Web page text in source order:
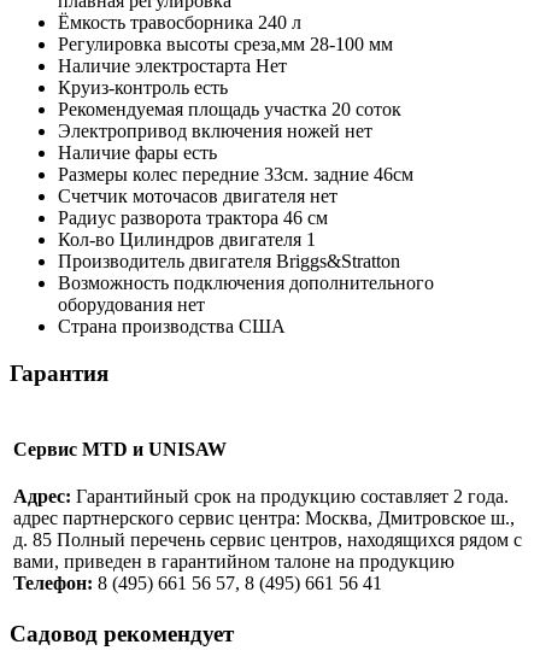
Ёмкость травосборника 240 л
Регулировка высоты среза,мм 28-100 мм
Наличие электростарта Нет
Круиз-контроль есть
Рекомендуемая площадь участка 20 соток
Электропривод включения ножей нет
Наличие фары есть
Размеры колес передние 33см. задние 46см
Счетчик моточасов двигателя нет
Радиус разворота трактора 46 см
Кол-во Цилиндров двигателя 1
Производитель двигателя Briggs&Stratton
Возможность подключения дополнительного
оборудования нет
Страна производства США
Гарантия
Сервис MTD и UNISAW
Адрес: Гарантийный срок на продукцию составляет 2 года.
адрес партнерского сервис центра: Москва, Дмитровское ш.,
д. 85 Полный перечень сервис центров, находящихся рядом с
вами, приведен в гарантийном талоне на продукцию
Телефон: 8 (495) 661 56 57, 8 (495) 661 56 41
Садовод рекомендует